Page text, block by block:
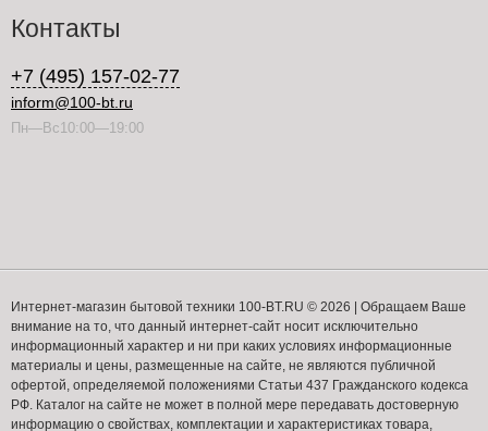
Контакты
+7 (495) 157-02-77
inform@100-bt.ru
Пн—Вс10:00—19:00
Интернет-магазин бытовой техники 100-BT.RU © 2026 | Обращаем Ваше
внимание на то, что данный интернет-сайт носит исключительно
информационный характер и ни при каких условиях информационные
материалы и цены, размещенные на сайте, не являются публичной
офертой, определяемой положениями Статьи 437 Гражданского кодекса
РФ. Каталог на сайте не может в полной мере передавать достоверную
информацию о свойствах, комплектации и характеристиках товара,